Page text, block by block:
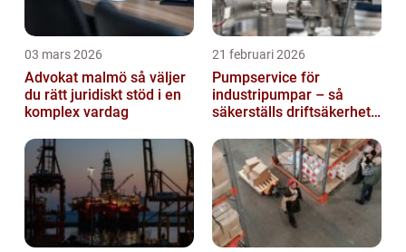
03 mars 2026
Advokat malmö så väljer
du rätt juridiskt stöd i en
komplex vardag
21 februari 2026
Pumpservice för
industripumpar – så
säkerställs driftsäkerhet